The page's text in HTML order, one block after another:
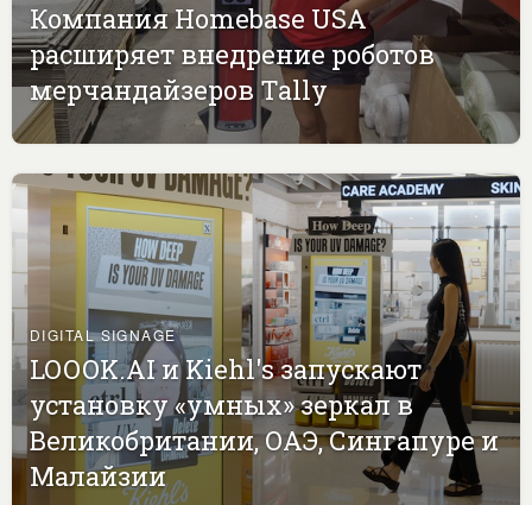
Компания Homebase USA
расширяет внедрение роботов
мерчандайзеров Tally
DIGITAL SIGNAGE
LOOOK.AI и Kiehl's запускают
установку «умных» зеркал в
Великобритании, ОАЭ, Сингапуре и
Малайзии